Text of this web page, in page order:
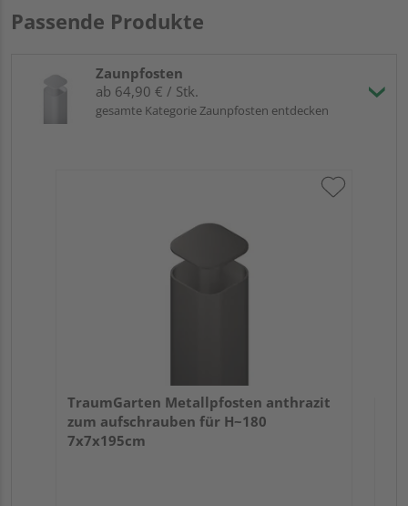
Passende Produkte
Zaunpfosten
ab 64,90 € / Stk.
gesamte Kategorie Zaunpfosten entdecken
TraumGarten Metallpfosten anthrazit
zum aufschrauben für H~180
7x7x195cm